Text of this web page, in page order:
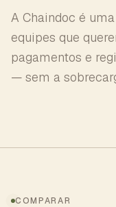
A Chaindoc é
equipes que
pagamentos e
— sem a
COMPARAR